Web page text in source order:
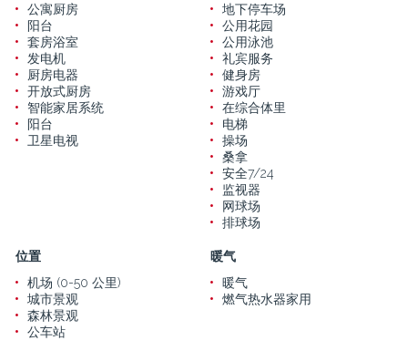
公寓厨房
阳台
套房浴室
发电机
厨房电器
开放式厨房
智能家居系统
阳台
卫星电视
地下停车场
公用花园
公用泳池
礼宾服务
健身房
游戏厅
在综合体里
电梯
操场
桑拿
安全7/24
监视器
网球场
排球场
位置
机场 (0-50 公里)
城市景观
森林景观
公车站
暖气
暖气
燃气热水器家用